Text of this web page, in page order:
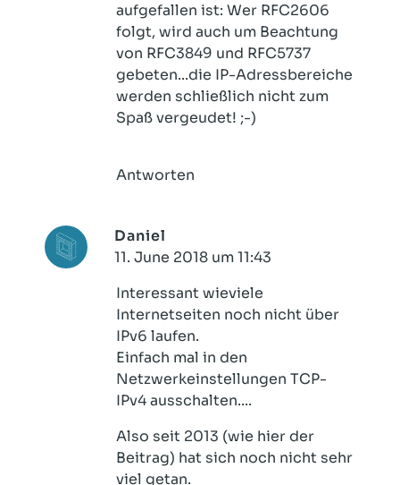
aufgefallen ist: Wer RFC2606
folgt, wird auch um Beachtung
von RFC3849 und RFC5737
gebeten...die IP-Adressbereiche
werden schließlich nicht zum
Spaß vergeudet! ;-)
Antworten
Daniel
11. June 2018 um 11:43
Interessant wieviele
Internetseiten noch nicht über
IPv6 laufen.
Einfach mal in den
Netzwerkeinstellungen TCP-
IPv4 ausschalten....
Also seit 2013 (wie hier der
Beitrag) hat sich noch nicht sehr
viel getan.